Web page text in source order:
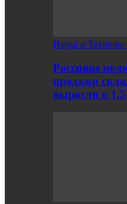
Наука и
Россияне
продажи
выросли в